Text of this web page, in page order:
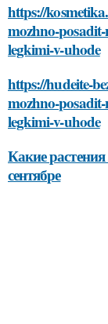
https://
mozhno-
legkimi-v-uhode
https://hudeite-
mozhno-
legkimi-v-uhode
Какие
сентябре